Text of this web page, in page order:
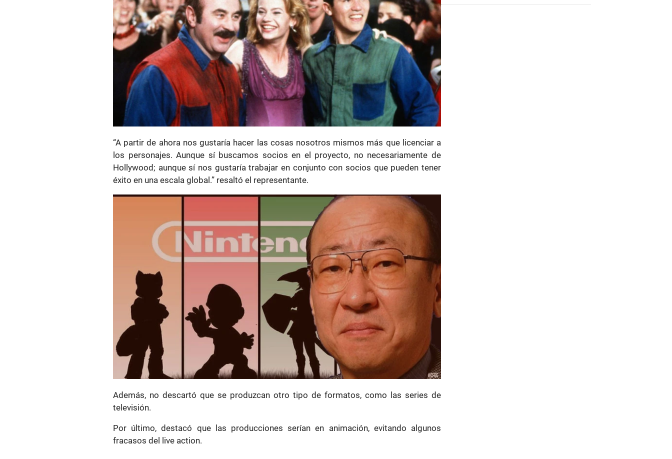
“A partir de ahora nos gustaría hacer las cosas nosotros mismos más que licenciar a
los personajes. Aunque sí buscamos socios en el proyecto, no necesariamente de
Hollywood; aunque sí nos gustaría trabajar en conjunto con socios que pueden tener
éxito en una escala global.” resaltó el representante.
Además, no descartó que se produzcan otro tipo de formatos, como las series de
televisión.
Por último, destacó que las producciones serían en animación, evitando algunos
fracasos del live action.